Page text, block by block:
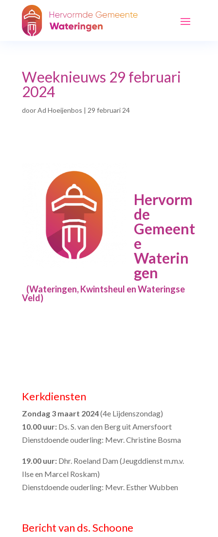
Weeknieuws 29 februari
2024
doorAd Hoeijenbos | 29 februari 24
Hervorm
de
Gemeent
e
Waterin
gen
(Wateringen, Kwintsheul en Wateringse
Veld)
Kerkdiensten
Zondag 3 maart 2024(4eLijdenszondag)
10.00 uur: Ds. S. van den Berg uit Amersfoort
Dienstdoende ouderling: Mevr. Christine Bosma
19.00 uur:Dhr. Roeland Dam (Jeugddienst m.m.v.
Ilse en Marcel Roskam)
Dienstdoende ouderling: Mevr. Esther Wubben
Bericht van ds. Schoone